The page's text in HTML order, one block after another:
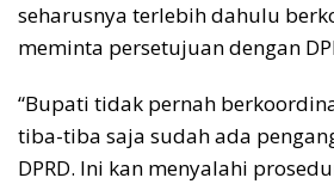
seharusnya terlebih dahulu
meminta persetujuan dengan
“Bupati tidak pernah
tiba-tiba saja sudah ada
DPRD. Ini kan menyalahi